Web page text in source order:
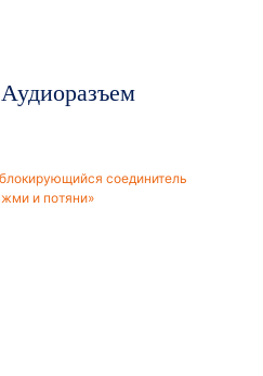
Аудиоразъем